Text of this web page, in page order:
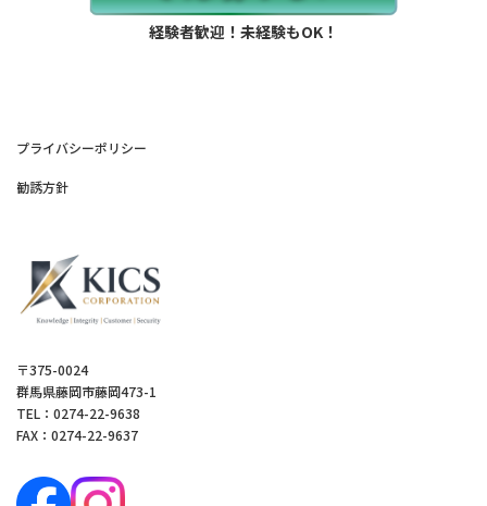
経験者歓迎！未経験もOK！
プライバシーポリシー
勧誘方針
〒375-0024
群馬県藤岡市藤岡473-1
TEL：0274-22-9638
FAX：0274-22-9637